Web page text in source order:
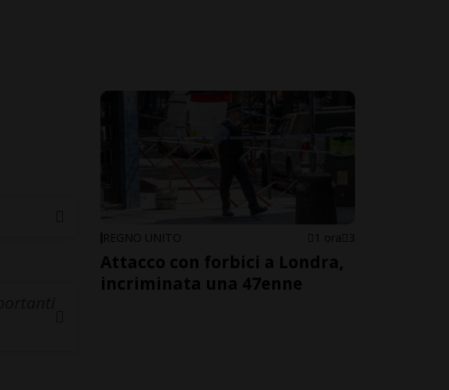
REGNO UNITO 1 ora 3
Attacco con forbici a Londra,
incriminata una 47enne